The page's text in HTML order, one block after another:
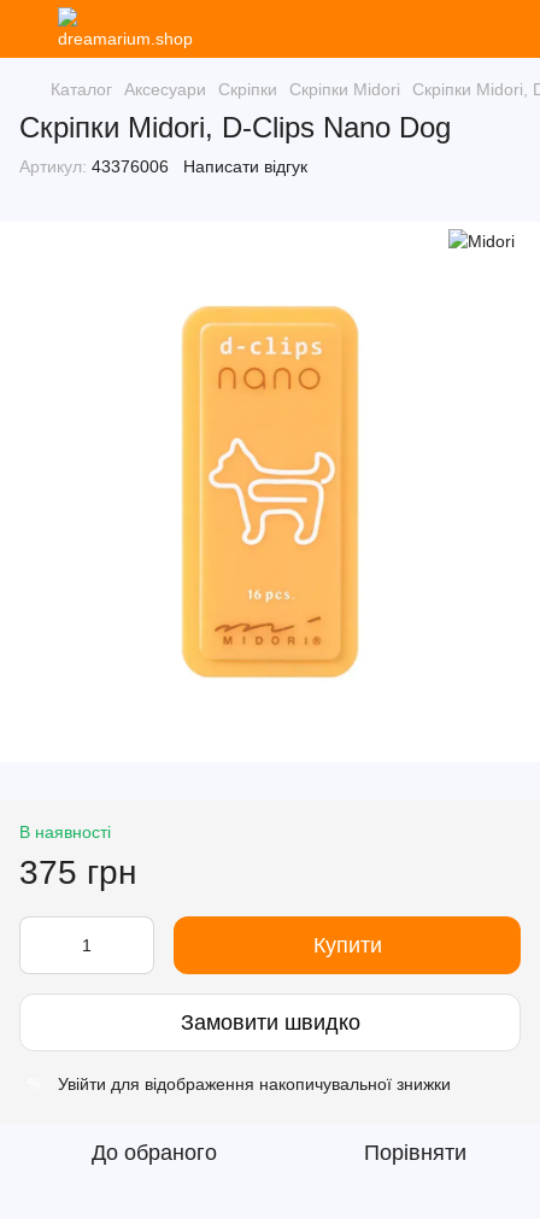
Каталог Аксесуари Скріпки Скріпки Midori Скріпки Midori,
Скріпки Midori, D-Clips Nano Dog
Артикул: 43376006 Написати відгук
В наявності
375 грн
Купити
Замовити швидко
Увійти для відображення накопичувальної знижки
До обраного Порівняти